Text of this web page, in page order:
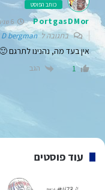
כותב הפוסט
PortgasDMor
בתגובה ל bergman
אין בעד מה, נהנינו לתרגם
1 הגב
עוד פוסטים